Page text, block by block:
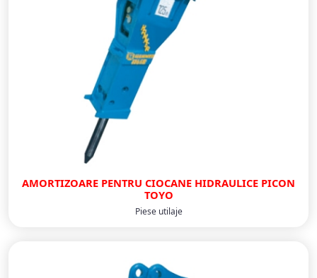
AMORTIZOARE PENTRU CIOCANE HIDRAULICE PICON
TOYO
Piese utilaje